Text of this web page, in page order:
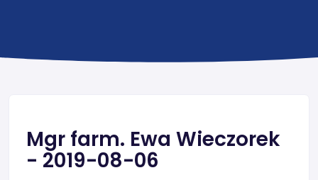
Mgr farm. Ewa Wieczorek
- 2019-08-06